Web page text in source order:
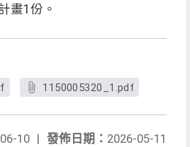
畫1份。
1150005320_1.pdf
發佈日期： 2026-05-11
10 |